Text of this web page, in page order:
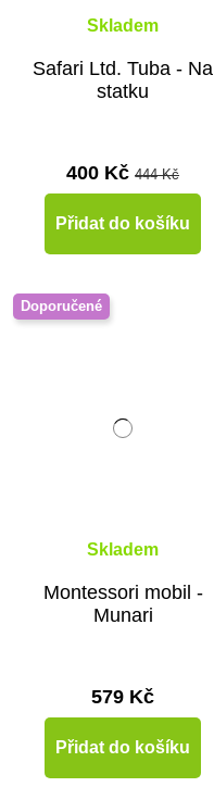
Skladem
Safari Ltd. Tuba - Na
statku
400 Kč 444 Kč
Přidat do košíku
Doporučené
Skladem
Montessori mobil -
Munari
579 Kč
Přidat do košíku